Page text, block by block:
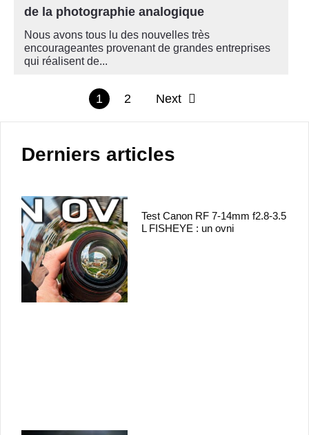
de la photographie analogique
Nous avons tous lu des nouvelles très
encourageantes provenant de grandes entreprises
qui réalisent de...
1 2 Next
Derniers articles
Test Canon RF 7-14mm f2.8-3.5
L FISHEYE : un ovni